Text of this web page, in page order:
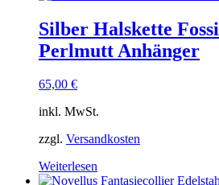
Silber Halskette
Perlmutt Anhänger
65,00 €
inkl. MwSt.
zzgl. Versandkosten
Weiterlesen